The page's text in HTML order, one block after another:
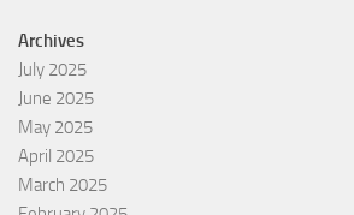
Archives
July 2025
June 2025
May 2025
April 2025
March 2025